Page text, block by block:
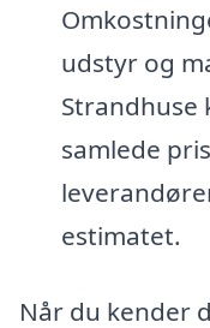
udstyr og
Strandhuse
samlede
estimatet.
Når du kender